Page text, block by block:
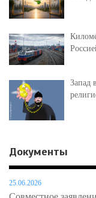
Запад
Документы
25.06.2026